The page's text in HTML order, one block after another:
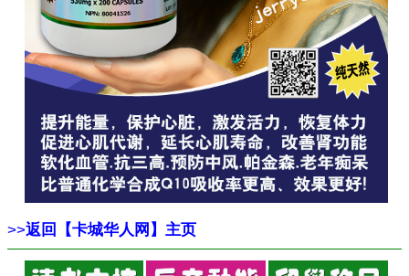
>>返回【卡城华人网】主页